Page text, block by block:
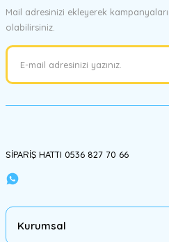
Ürün fiyatı diğer sitelerden daha
Mail adresinizi ekleyerek
olabilirsiniz.
SİPARİŞ HATTI 0536 827 70 66
Kurumsal